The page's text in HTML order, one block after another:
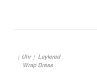
投稿ナビゲーション
［ Uhr ］Laylered
Wrap Dress